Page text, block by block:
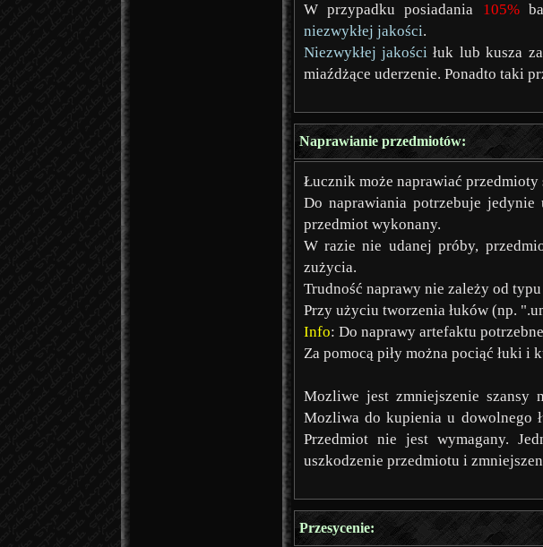
W przypadku posiadania 105%
niezwykłej jakości.
Niezwykłej jakościłuk lub kusza
miaźdżące uderzenie. Ponadto taki
Naprawianie przedmiotów:
Łucznik może naprawiać przedmioty
Do naprawiania potrzebuje
przedmiot wykonany.
W razie nie udanej próby,
zużycia.
Trudność naprawy nie zależy od
Przy użyciu tworzenia łuków (np.
Info: Do naprawy artefaktu
Za pomocą piły można pociąć łuki i
Mozliwe jest zmniejszenie szansy
Mozliwa do kupienia u dowolnego
Przedmiot nie jest wymagany.
uszkodzenie przedmiotu i
Przesycenie: